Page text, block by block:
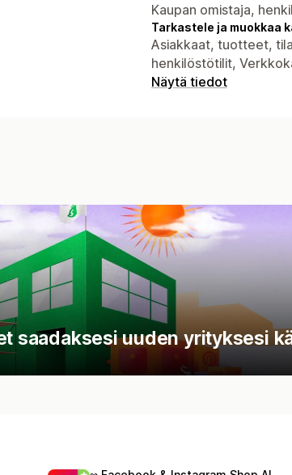
Kaupan omistaja,
Tarkastele ja muokkaa
Asiakkaat, tuotteet,
henkilöstötilit,
Näytä tiedot
saadaksesi uuden yrityksesi